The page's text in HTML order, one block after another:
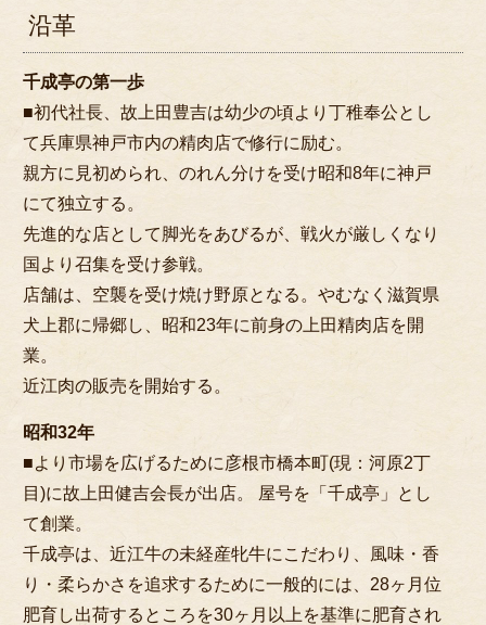
注文方法・配達エリア
こだわり
お客様の声
おすすめランキング
会社概要
よくあるご質問
お問い合わせ
特定商取引法に基づく表記
サイトマップ
沿革
千成亭の第一歩
■初代社長、故上田豊吉は幼少の頃より丁稚奉公とし
て兵庫県神戸市内の精肉店で修行に励む。
親方に見初められ、のれん分けを受け昭和8年に神戸
にて独立する。
先進的な店として脚光をあびるが、戦火が厳しくなり
国より召集を受け参戦。
店舗は、空襲を受け焼け野原となる。やむなく滋賀県
犬上郡に帰郷し、昭和23年に前身の上田精肉店を開
業。
近江肉の販売を開始する。
昭和32年
■より市場を広げるために彦根市橋本町(現：河原2丁
目)に故上田健吉会長が出店。 屋号を「千成亭」とし
て創業。
千成亭は、近江牛の未経産牝牛にこだわり、風味・香
り・柔らかさを追求するために一般的には、28ヶ月位
肥育し出荷するところを30ヶ月以上を基準に肥育され